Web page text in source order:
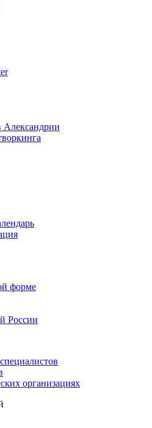
Александрии
форме
России
организациях